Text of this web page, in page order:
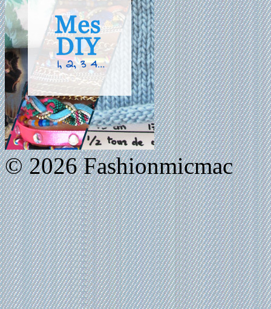
© 2026 Fashionmicmac